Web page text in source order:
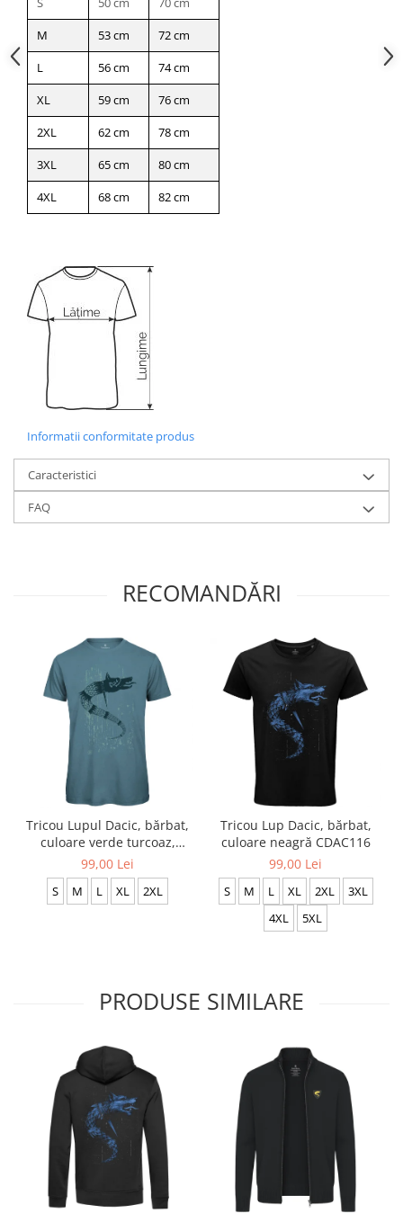
M
53 cm
72 cm
L
56 cm
74 cm
XL
59 cm
76 cm
2XL
62 cm
78 cm
3XL
65 cm
80 cm
4XL
68 cm 82 cm
Informatii conformitate produs
Caracteristici
FAQ
RECOMANDĂRI
Tricou Lupul Dacic, bărbat,
culoare verde turcoaz,
CDAC114
99,00 Lei
S M L XL 2XL
Tricou Lup Dacic, bărbat,
culoare neagră CDAC116
99,00 Lei
S M L XL 2XL
3XL
4XL
5XL
PRODUSE SIMILARE